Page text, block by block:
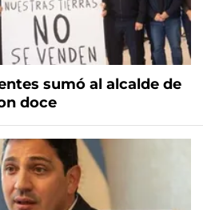
sumó al alcalde de
doce